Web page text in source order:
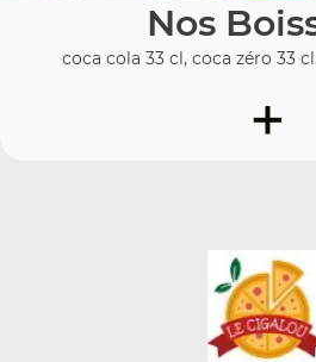
Nos
coca cola 33 cl, coca zéro 33
+